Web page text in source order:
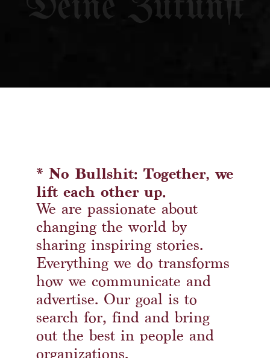
* No Bullshit: Together, we
lift each other up.
We are passionate about
changing the world by
sharing inspiring stories.
Everything we do transforms
how we communicate and
advertise. Our goal is to
search for, find and bring
out the best in people and
organizations.